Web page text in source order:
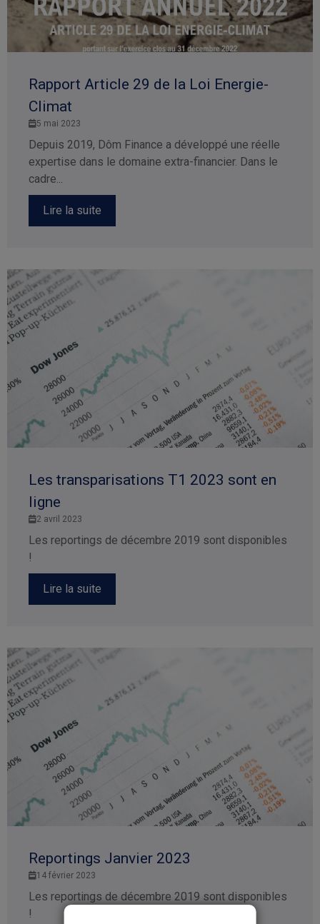
Rapport Article 29 de la Loi Energie-
Climat
5 mai 2023
Depuis 2019, Dôm Finance a développé une réelle
expertise dans le domaine extra-financier. Dans le
cadre...
Lire la suite
Les transparisations T1 2023 sont en
ligne
2 avril 2023
Les reportings de décembre 2019 sont disponibles
!
Lire la suite
Reportings Janvier 2023
14 février 2023
Les reportings de décembre 2019 sont disponibles
!